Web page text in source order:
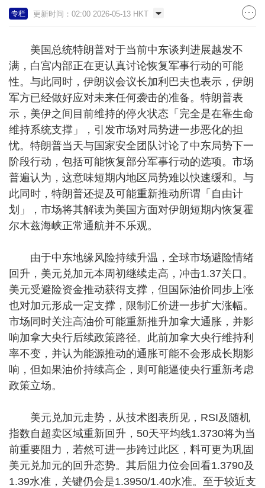
专栏 更新时间：02:00 2026-05-13 HKT
美国总统特朗普对于当前中东谈判进展越发不
满，白宫内部正在更认真讨论恢复军事行动的可能
性。与此同时，伊朗议会议长加利巴夫也表示，伊朗
军方已经做好应对未来任何袭击的准备。特朗普表
示，美伊之间目前维持的停火状态「完全是在靠生命
维持系统支撑」，引发市场对局势进一步恶化的担
忧。特朗普当天与国家安全团队讨论了中东局势下一
阶段行动，包括可能恢复部分军事行动的选项。市场
普遍认为，这意味短期内地区局势难以快速缓和。与
此同时，特朗普还提及可能重新推动所谓「自由计
划」，市场将其解读为美国方面对伊朗短期内恢复霍
尔木兹海峡正常通航并不乐观。
由于中东地缘风险持续升温，全球市场避险情绪
回升，美元兑加元本周初继续走高，冲击1.37关口。
美元受避险资金推动获得支撑，但国际油价同步上涨
也对加元形成一定支撑，限制汇价进一步扩大涨幅。
市场同时关注高油价可能重新推升加拿大通胀，并影
响加拿大央行后续政策路径。此前加拿大央行维持利
率不变，并认为能源推动的通胀可能不会形成长期影
响，但如果油价持续高企，则可能逼使央行重新考虑
政策立场。
美元兑加元走势，从技术图表所见，RSI及随机
指数自超卖区域重新回升，50天平均线1.3730将为当
前重要阻力，若然可进一步跨过此区，料可更为巩固
美元兑加元的回升态势。其后阻力位会回看1.3790及
1.39水准，关键仍会是1.3950/1.40水准。至于较近支